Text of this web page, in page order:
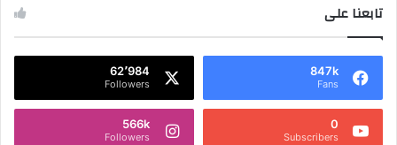
تابعنا على
847k
Fans
62٬984
Followers
0
Subscribers
566k
Followers